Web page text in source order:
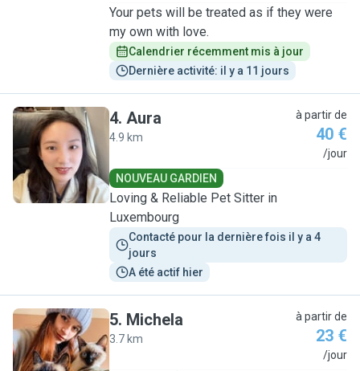
Your pets will be treated as if they were
my own with love.
Calendrier récemment mis à jour
Dernière activité: il y a 11 jours
A
4. Aura
4.9 km
à partir de
40 €
/jour
NOUVEAU GARDIEN
Loving & Reliable Pet Sitter in
Luxembourg
Contacté pour la dernière fois il y a 4
jours
A été actif hier
M
5. Michela
3.7 km
à partir de
23 €
/jour